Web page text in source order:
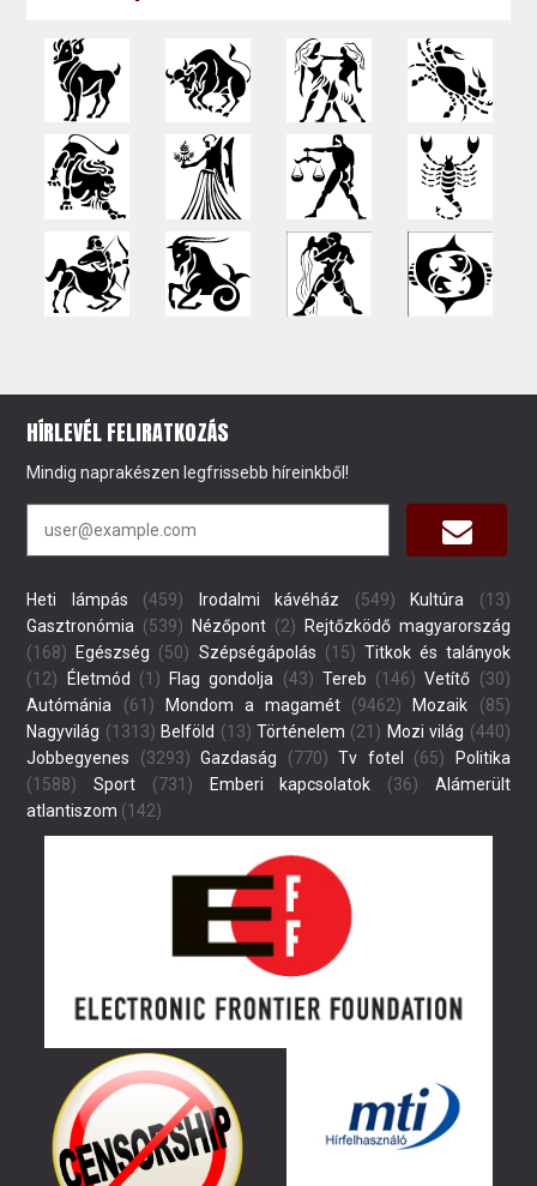
HÍRLEVÉL FELIRATKOZÁS
Mindig naprakészen legfrissebb híreinkből!
Heti lámpás (459) Irodalmi kávéház (549) Kultúra (13)
Gasztronómia (539) Nézőpont (2)
Rejtőzködő magyarország
(168)
Egészség (50) Szépségápolás (15) Titkok és talányok
(12)
Életmód (1) Flag gondolja (43) Tereb (146) Vetítő (30)
Autómánia (61) Mondom a magamét (9462) Mozaik (85)
Nagyvilág (1313) Belföld (13) Történelem (21) Mozi világ (440)
Jobbegyenes (3293) Gazdaság (770) Tv fotel (65)
Politika
(1588)
Sport (731) Emberi kapcsolatok (36)
Alámerült
atlantiszom (142)